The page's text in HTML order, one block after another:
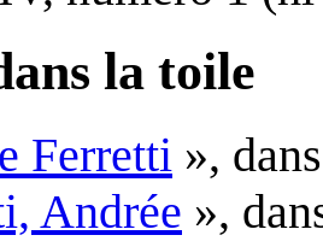
la toile
Ferretti »,
Andrée »,